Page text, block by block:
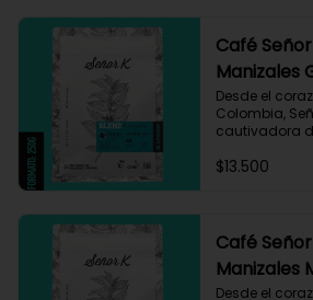
Café
Manizales
Desde el
Colombia,
cautivadora
Manizales,
La variedad
trazas de
permite
complejos de
$13.500
Café
Manizales
Desde el